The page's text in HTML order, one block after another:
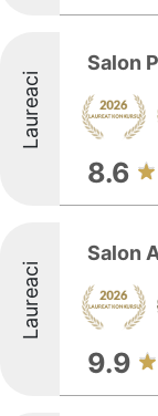
Laureaci
Salon
8.6
Laureaci
Salon
9.9